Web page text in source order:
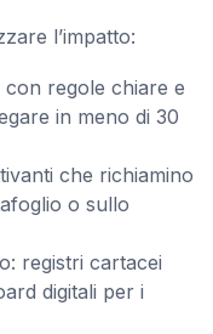
l’impatto:
regole chiare e
in meno di 30
che richiamino
o sullo
registri cartacei
digitali per i